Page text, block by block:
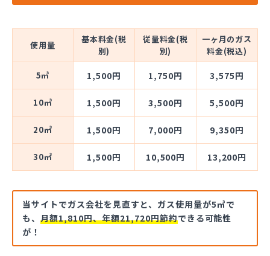
使用量
基本料金(税
別)
従量料金(税
別)
一ヶ月のガス
料金(税込)
5㎥ 1,500円 1,750円 3,575円
10㎥ 1,500円 3,500円 5,500円
20㎥ 1,500円 7,000円 9,350円
30㎥ 1,500円 10,500円 13,200円
当サイトでガス会社を見直すと、ガス使用量が5㎥で
も、 月額1,810円、年額21,720円節約できる可能性
が！